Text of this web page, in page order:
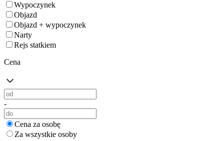
Wypoczynek
Objazd
Objazd + wypoczynek
Narty
Rejs statkiem
Cena
-
Cena za osobę
Za wszystkie osoby